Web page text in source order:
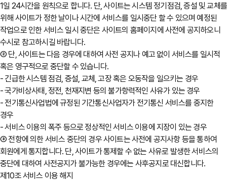
1일 24시간을 원칙으로 합니다. 단, 사이트는 시스템 정기점검, 증설 및 교체를
위해 사이트가 정한 날이나 시간에 서비스를 일시중단 할 수 있으며 예정된
작업으로 인한 서비스 일시 중단은 사이트의 홈페이지에 사전에 공지하오니
수시로 참고하시길 바랍니다.
② 단, 사이트는 다음 경우에 대하여 사전 공지나 예고 없이 서비스를 일시적
혹은 영구적으로 중단할 수 있습니다.
- 긴급한 시스템 점검, 증설, 교체, 고장 혹은 오동작을 일으키는 경우
- 국가비상사태, 정전, 천재지변 등의 불가항력적인 사유가 있는 경우
- 전기통신사업법에 규정된 기간통신사업자가 전기통신 서비스를 중지한
경우
- 서비스 이용의 폭주 등으로 정상적인 서비스 이용에 지장이 있는 경우
③ 전항에 의한 서비스 중단의 경우 사이트는 사전에 공지사항 등을 통하여
회원에게 통지합니다. 단, 사이트가 통제할 수 없는 사유로 발생한 서비스의
중단에 대하여 사전공지가 불가능한 경우에는 사후공지로 대신합니다.
제10조 서비스 이용 해지